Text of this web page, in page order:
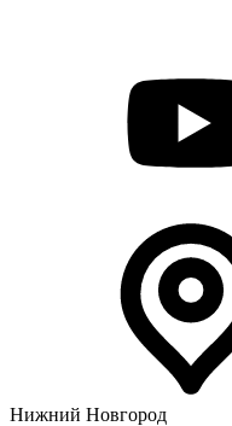
Нижний Новгород